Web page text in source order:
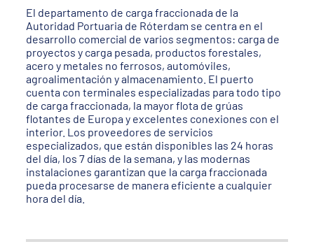
El departamento de carga fraccionada de la
Autoridad Portuaria de Róterdam se centra en el
desarrollo comercial de varios segmentos: carga de
proyectos y carga pesada, productos forestales,
acero y metales no ferrosos, automóviles,
agroalimentación y almacenamiento. El puerto
cuenta con terminales especializadas para todo tipo
de carga fraccionada, la mayor flota de grúas
flotantes de Europa y excelentes conexiones con el
interior. Los proveedores de servicios
especializados, que están disponibles las 24 horas
del día, los 7 días de la semana, y las modernas
instalaciones garantizan que la carga fraccionada
pueda procesarse de manera eficiente a cualquier
hora del día.